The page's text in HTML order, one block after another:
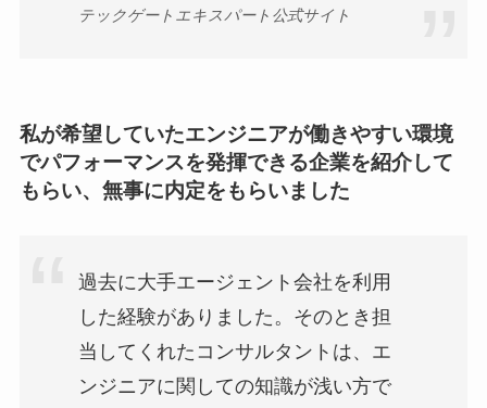
テックゲートエキスパート公式サイト
私が希望していたエンジニアが働きやすい環境
でパフォーマンスを発揮できる企業を紹介して
もらい、無事に内定をもらいました
過去に大手エージェント会社を利用
した経験がありました。そのとき担
当してくれたコンサルタントは、エ
ンジニアに関しての知識が浅い方で